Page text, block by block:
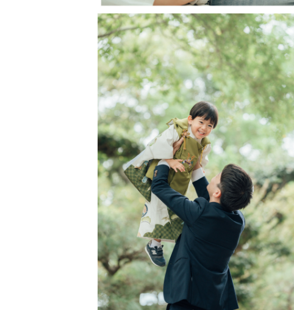
11歳の女の子と8歳の男の子の子育て
少し前まで看護師としても働いており
相手の方にとって心地いい距離感で接
˗ˏˋ 社内表彰 LOVEGRAPH QUATER
˗ˏˋ 社内上位10% プラチナランク
˗ˏˋアートニューボーン認定カメラマン🍼
˗ˏˋウエディング認定カメラマン💍
🍋撮影について
※ 指名料はご予約の時期によって変動